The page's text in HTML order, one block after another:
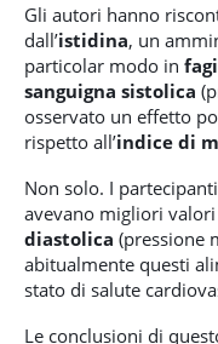
Gli autori hanno
dall’istidina, un
particolar modo in
sanguigna sistolica
osservato un effetto
rispetto all’indice di
Non solo. I
avevano migliori
diastolica (pressione
abitualmente questi
stato di salute
Le conclusioni di